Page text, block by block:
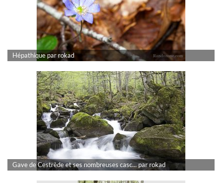
Hépathique par rokad
Gave de Cestrède et ses nombreuses casc... par rokad